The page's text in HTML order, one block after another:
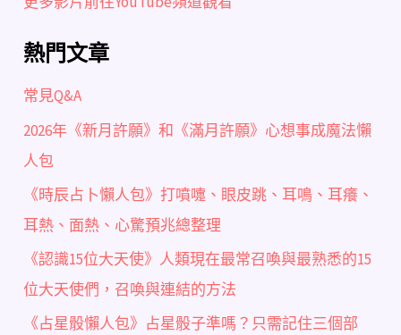
熱門文章
常見Q&A
2026年《新月許願》和《滿月許願》心想事成魔法懶
人包
《時辰占卜懶人包》打噴嚏、眼皮跳、耳鳴、耳癢、
耳熱、面熱、心驚預兆總整理
《認識15位大天使》人類現在最常召喚與最熟悉的15
位大天使們，召喚與連結的方法
《占星骰懶人包》占星骰子準嗎？只需記住三個部